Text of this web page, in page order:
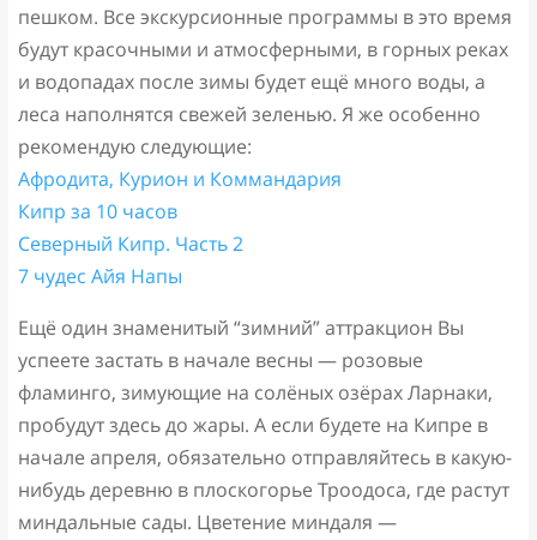
пешком. Все экскурсионные программы в это время
будут красочными и атмосферными, в горных реках
и водопадах после зимы будет ещё много воды, а
леса наполнятся свежей зеленью. Я же особенно
рекомендую следующие:
Афродита, Курион и Коммандария
Кипр за 10 часов
Северный Кипр. Часть 2
7 чудес Айя Напы
Ещё один знаменитый “зимний” аттракцион Вы
успеете застать в начале весны — розовые
фламинго, зимующие на солёных озёрах Ларнаки,
пробудут здесь до жары. А если будете на Кипре в
начале апреля, обязательно отправляйтесь в какую-
нибудь деревню в плоскогорье Троодоса, где растут
миндальные сады. Цветение миндаля —